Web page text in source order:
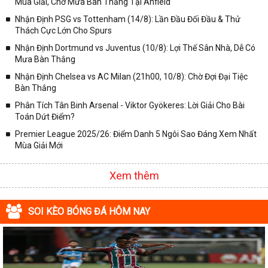
✓ Giải VĐQG Tây Ban Nha;
✓ VĐQG Đức;
✓ VĐQG Pháp;
✓ Liên Đoàn Anh;
✓ U23 Châu Á;
✓ Euro 2020;
✓ VLWC KV Châu Á;
✓ Các giải đấu bóng đá khác.
Vì vậy, đồng hành cùng với chuyên trang
sẽ không bỏ lỡ bất kỳ trận đấu bóng đá nào, đặc biệt là những trận
bóng siêu kinh điển tại các giải bóng đá lớn nhất trên Thế giới. Tại
đây, mọi người sẽ có thể khai thác thêm được rất nhiều những
thông tin liên quan đến trận đấu bóng đá sắp diễn ra như:
Nhận Định PSG vs Tottenham (14/8): Lần Đầu Đối Đầu & Thử
Thách Cực Lớn Cho Spurs
Nhận Định Dortmund vs Juventus (10/8): Lợi Thế Sân Nhà, Dễ Có
Mưa Bàn Thắng
Nhận Định Chelsea vs AC Milan (21h00, 10/8): Chờ Đợi Đại Tiệc
Bàn Thắng
Phân Tích Tân Binh Arsenal - Viktor Gyökeres: Lời Giải Cho Bài
Toán Dứt Điểm?
Premier League 2025/26: Điểm Danh 5 Ngôi Sao Đáng Xem Nhất
Mùa Giải Mới
Xem thêm
SOI KÈO BÓNG ĐÁ HÔM NAY